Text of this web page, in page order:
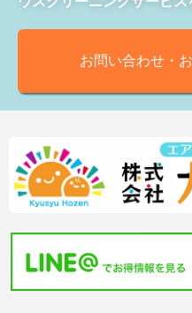
お問い合わせ・